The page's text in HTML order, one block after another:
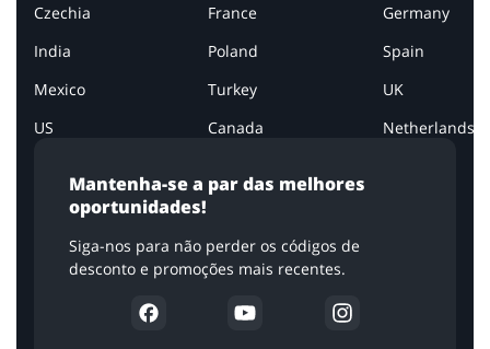
Mantenha-se a par das melhores
oportunidades!
Siga-nos para não perder os códigos de
desconto e promoções mais recentes.
Czechia
France
Germany
India
Poland
Spain
Mexico
Turkey
UK
US
Canada Netherlands